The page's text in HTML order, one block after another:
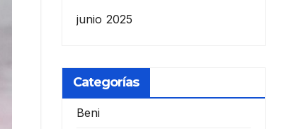
junio 2025
Categorías
Beni